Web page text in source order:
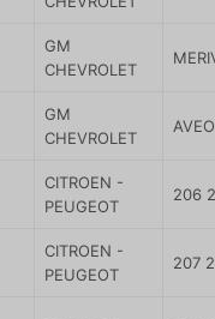
GM
CHEVROLET
GM
CHEVROLET
CITROEN -
PEUGEOT
206
CITROEN -
PEUGEOT
207